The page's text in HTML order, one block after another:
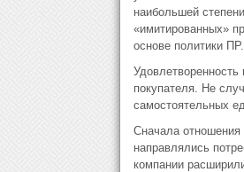
наибольшей
«имитированных»
основе политики ПР.
покупателя. Не
самостоятельных
Сначала отношения
направлялись
компании